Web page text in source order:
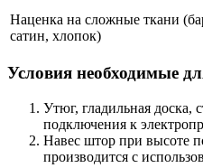
Наценка на сложные ткани
сатин, хлопок)
Условия необходимые
Утюг, гладильная доска,
подключения к
Навес штор при высоте
производится с